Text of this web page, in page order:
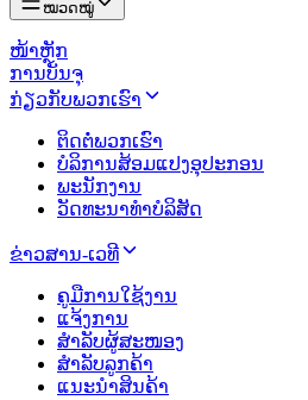
ໝວດໝູ່
ໜ້າຫຼັກ
ການບັນຈຸ
ກ່ຽວກັບພວກເຮົາ
ຕິດຕໍ່ພວກເຮົາ
ບໍລິການສ້ອມແປງອຸປະກອນ
ພະນັກງານ
ວັດທະນາທຳບໍລິສັດ
ຂ່າວສານ-ເວທີ
ຄູມືການໃຊ້ງານ
ແຈ້ງການ
ສຳລັບຜູ້ສະໜອງ
ສຳລັບລູກຄ້າ
ແນະນຳສິນຄ້າ